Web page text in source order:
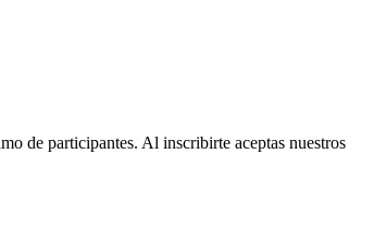
de participantes. Al inscribirte aceptas nuestros